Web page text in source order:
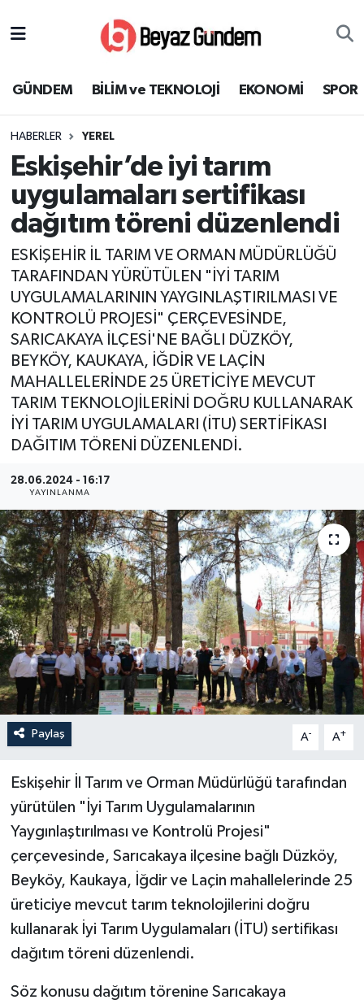
GÜNDEM BİLİM ve TEKNOLOJİ EKONOMİ SPOR
HABERLER YEREL
Eskişehir’de iyi tarım
uygulamaları sertifikası
dağıtım töreni düzenlendi
ESKİŞEHİR İL TARIM VE ORMAN MÜDÜRLÜĞÜ
TARAFINDAN YÜRÜTÜLEN "İYİ TARIM
UYGULAMALARININ YAYGINLAŞTIRILMASI VE
KONTROLÜ PROJESİ" ÇERÇEVESİNDE,
SARICAKAYA İLÇESİ'NE BAĞLI DÜZKÖY,
BEYKÖY, KAUKAYA, İĞDİR VE LAÇİN
MAHALLELERİNDE 25 ÜRETİCİYE MEVCUT
TARIM TEKNOLOJİLERİNİ DOĞRU KULLANARAK
İYİ TARIM UYGULAMALARI (İTU) SERTİFİKASI
DAĞITIM TÖRENİ DÜZENLENDİ.
28.06.2024 - 16:17
YAYINLANMA
Paylaş A- A+
Eskişehir İl Tarım ve Orman Müdürlüğü tarafından
yürütülen "İyi Tarım Uygulamalarının
Yaygınlaştırılması ve Kontrolü Projesi"
çerçevesinde, Sarıcakaya ilçesine bağlı Düzköy,
Beyköy, Kaukaya, İğdir ve Laçin mahallelerinde 25
üreticiye mevcut tarım teknolojilerini doğru
kullanarak İyi Tarım Uygulamaları (İTU) sertifikası
dağıtım töreni düzenlendi.
Söz konusu dağıtım törenine Sarıcakaya
EKONOMİ
SPOR
SAĞLIK
EĞİTİM
KÜLTÜR SANAT
MAGAZİN
Süper Lig Puan Durumu ve Fikstür
Tüm Manşetler
Son Dakika Haberleri
Haber Arşivi